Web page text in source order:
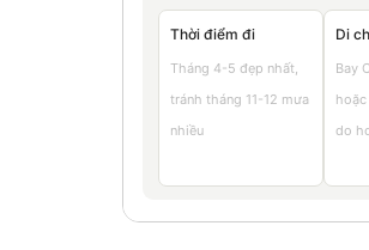
Thời điểm đi
Tháng 4-5 đẹp nhất,
tránh tháng 11-12 mưa
nhiều
Di
Bay
do